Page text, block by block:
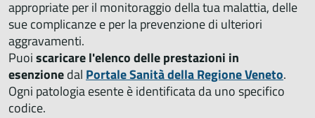
appropriate per il monitoraggio della tua malattia, delle
sue complicanze e per la prevenzione di ulteriori
aggravamenti.
Puoiscaricare l'elenco delle prestazioni in
esenzionedal Portale Sanità della Regione Veneto.
Ogni patologia esente è identificata da uno specifico
codice.